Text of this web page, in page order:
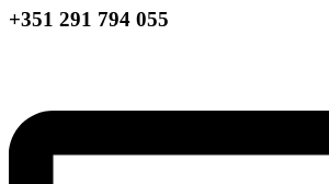
+351 291 794 055